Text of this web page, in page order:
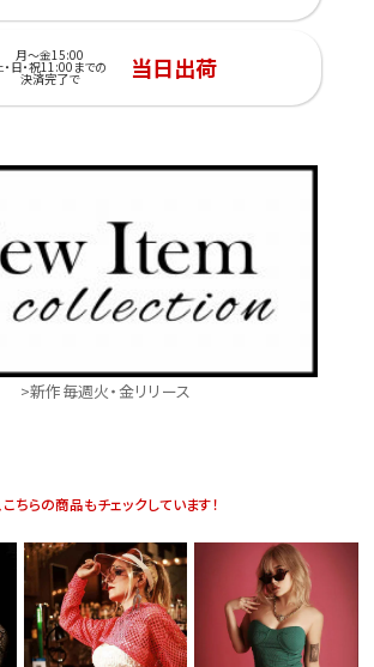
月～金15:00
・日・祝11:00までの
決済完了で 当日出荷
>新作毎週火・金リリース
ちらの商品もチェックしています！